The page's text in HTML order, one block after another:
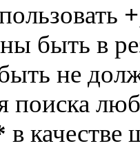
+
быть в
быть не
поиска
в качестве